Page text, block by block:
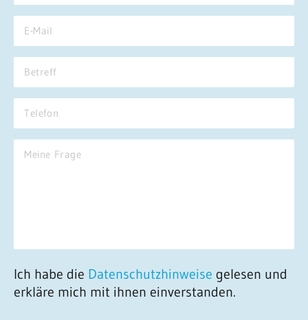
Sinsheim
Ich habe die Datenschutzhinweise gelesen und
erkläre mich mit ihnen einverstanden.